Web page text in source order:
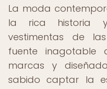
La moda
la rica historia
vestimentas de
fuente inagotable
marcas y
sabido captar la